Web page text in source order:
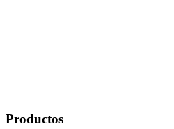
Productos